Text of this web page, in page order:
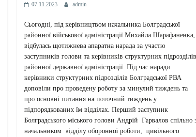
07.11.2023 admin
Сьогодні, під керівництвом начальника Болградської
районної військової адміністрації Михайла Шарафаненка,
відбулась щотижнева апаратна нарада за участю
заступників голови та керівників структурних підрозділів
районної державної адміністрації. Під час наради
керівники структурних підрозділів Болградської РВА
доповіли про проведену роботу за минулий тиждень та
про основні питання на поточний тиждень у
підпорядкованих їм відділах. Перший заступник
Болградського міського голови Андрій Гарвалов спільно
начальником відділу оборонної роботи, цивільного